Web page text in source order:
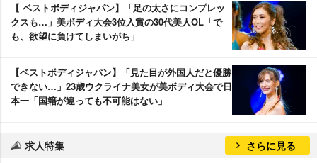
【 ベストボディジャパン】「足の太さにコンプレッ
クスも…」美ボディ大会3位入賞の30代美人OL「で
も、欲望に負けてしまいがち」
【ベストボディジャパン】「見た目が外国人だと優勝
できない…」23歳ウクライナ美女が美ボディ大会で日
本一「国籍が違っても不可能はない」
求人特集 さらに見る